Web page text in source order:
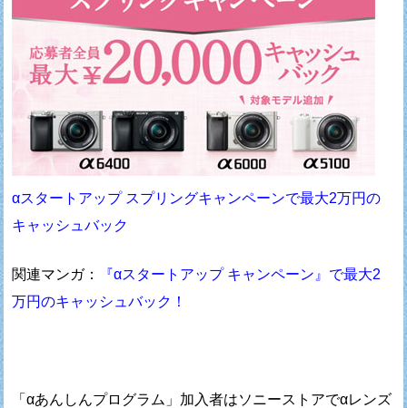
αスタートアップ スプリングキャンペーンで最大2万円の
キャッシュバック
関連マンガ：
『αスタートアップ キャンペーン』で最大2
万円のキャッシュバック！
「αあんしんプログラム」加入者はソニーストアでαレンズ